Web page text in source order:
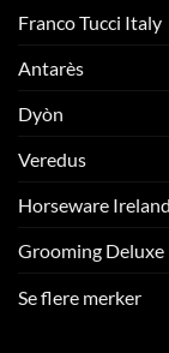
Franco Tucci Italy
Antarès
Dyòn
Veredus
Horseware Ireland
Grooming Deluxe
Se flere merker